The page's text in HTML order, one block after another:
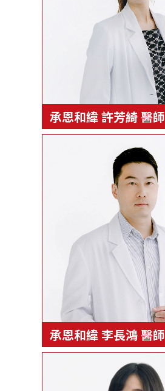
承恩和緯 許芳綺 醫師
承恩和緯 李長鴻 醫師